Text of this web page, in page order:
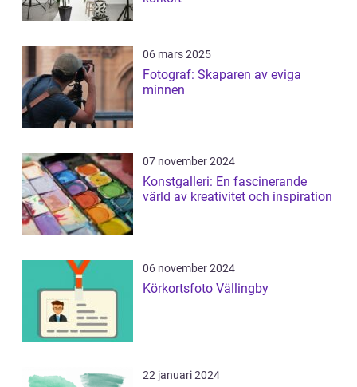
06 mars 2025
Fotograf: Skaparen av eviga
minnen
07 november 2024
Konstgalleri: En fascinerande
värld av kreativitet och inspiration
06 november 2024
Körkortsfoto Vällingby
22 januari 2024